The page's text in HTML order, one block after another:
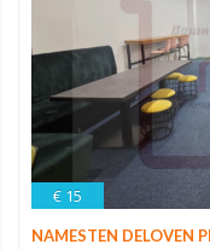
€ 15
NAMESTEN DELOVEN